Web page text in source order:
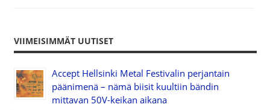
VIIMEISIMMÄT UUTISET
Accept Hellsinki Metal Festivalin perjantain
päänimenä – nämä biisit kuultiin bändin
mittavan 50V-keikan aikana